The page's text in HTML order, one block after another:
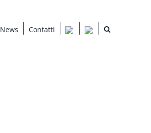
News Contatti